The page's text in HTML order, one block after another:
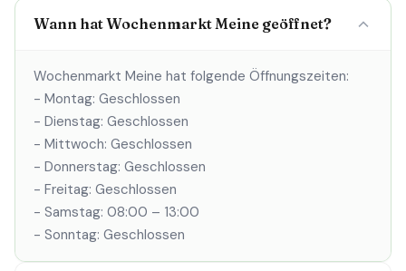
Wann hat Wochenmarkt Meine geöffnet?
Wochenmarkt Meine hat folgende Öffnungszeiten:
- Montag: Geschlossen
- Dienstag: Geschlossen
- Mittwoch: Geschlossen
- Donnerstag: Geschlossen
- Freitag: Geschlossen
- Samstag: 08:00 – 13:00
- Sonntag: Geschlossen